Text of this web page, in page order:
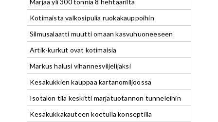
Marjaa yli 300 tonnia 8 hehtaarilta
Kotimaista valkosipulia ruokakauppoihin
Silmusalaatti muutti omaan kasvuhuoneeseen
Artik-kurkut ovat kotimaisia
Markus halusi vihannesviljelijäksi
Kesäkukkien kauppaa kartanomiljöössä
Isotalon tila keskitti marjatuotannon tunneleihin
Kesäkukkakauteen koetulla konseptilla